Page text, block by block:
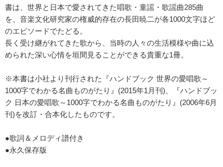
書は、世界と日本で愛されてきた唱歌・童謡・歌謡曲285曲
を、音楽文化研究家の権威的存在の長田暁二が各1000文字ほど
のエピソードでたどる。
長く受け継がれてきた歌から、当時の人々の生活模様や曲に込
められた深い心情を垣間見ることができる貴重な1冊。
※本書は小社より刊行された『ハンドブック 世界の愛唱歌～
1000字でわかる名曲ものがたり』(2015年1月刊)、『ハンドブッ
ク 日本の愛唱歌～1000字でわかる名曲ものがたり』(2006年6月
刊)を改訂・合本化したものです。
●歌詞＆メロディ譜付き
●永久保存版